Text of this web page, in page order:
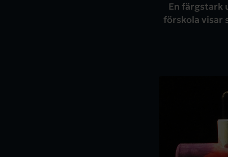
En färgstark
förskola visar